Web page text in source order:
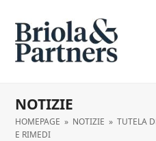
NOTIZIE
HOMEPAGE » NOTIZIE » TUTELA
E RIMEDI